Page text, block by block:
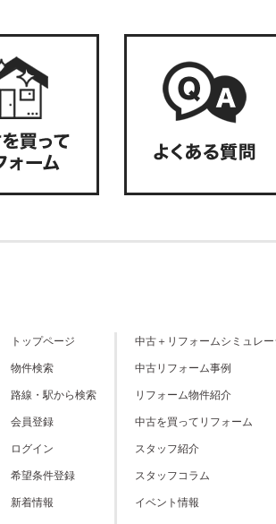
トップページ
物件検索
路線・駅から検索
会員登録
ログイン
希望条件登録
新着情報
中古＋リフォームシミュレー
中古リフォーム事例
リフォーム物件紹介
中古を買ってリフォーム
スタッフ紹介
スタッフコラム
イベント情報